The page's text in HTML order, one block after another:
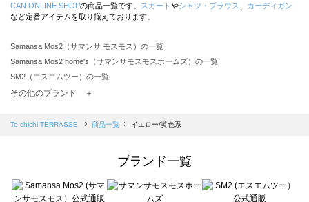
CAN ONLINE SHOPの商品一覧です。 スカート やシャツ・ブラウス
カーディガン
など定番アイテムを取り揃えております。
Samansa Mos2（サマンサ モスモス）の一覧
Samansa Mos2 home's（サマンサモスモスホームズ）の一覧
SM2（エスエムツー）の一覧
TSUHARU by Samansa Mos2（ツハルバイサマンサモスモス）の一覧
Samansa Mos2 blue（サマンサモスモス ブルー）の一覧
Te chichi（テチチ）の一覧
Te chichi CLASSIC（テチチ クラシック）の一覧
その他のブランド ＋
Te chichi TERRASSE 商品一覧 イエロー/黄色系
ブランド一覧